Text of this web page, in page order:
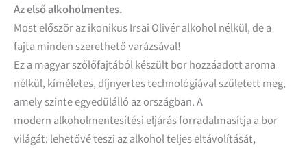
Az első alkoholmentes.
Most először az ikonikus Irsai Olivér alkohol nélkül, de a
fajta minden szerethető varázsával!
Ez a magyar szőlőfajtából készült bor hozzáadott aroma
nélkül, kíméletes, díjnyertes technológiával született meg,
amely szinte egyedülálló az országban. A
modern alkoholmentesítési eljárás forradalmasítja a bor
világát: lehetővé teszi az alkohol teljes eltávolítását,